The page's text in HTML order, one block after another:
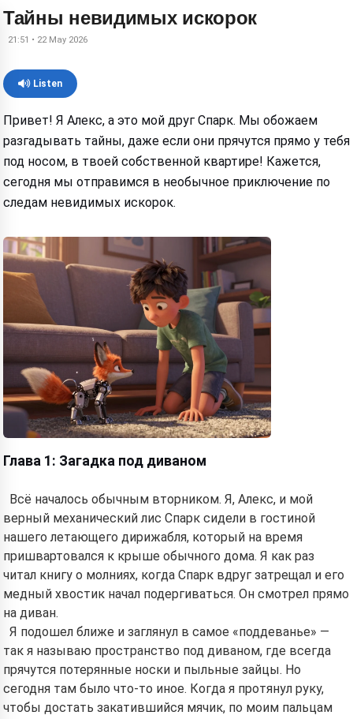
Тайны невидимых искорок
21:51 • 22 May 2026
Listen
Привет! Я Алекс, а это мой друг Спарк. Мы обожаем
разгадывать тайны, даже если они прячутся прямо у тебя
под носом, в твоей собственной квартире! Кажется,
сегодня мы отправимся в необычное приключение по
следам невидимых искорок.
Глава 1: Загадка под диваном
Всё началось обычным вторником. Я, Алекс, и мой
верный механический лис Спарк сидели в гостиной
нашего летающего дирижабля, который на время
пришвартовался к крыше обычного дома. Я как раз
читал книгу о молниях, когда Спарк вдруг затрещал и его
медный хвостик начал подергиваться. Он смотрел прямо
на диван.
Я подошел ближе и заглянул в самое «поддеванье» —
так я называю пространство под диваном, где всегда
прячутся потерянные носки и пыльные зайцы. Но
сегодня там было что-то иное. Когда я протянул руку,
чтобы достать закатившийся мячик, по моим пальцам